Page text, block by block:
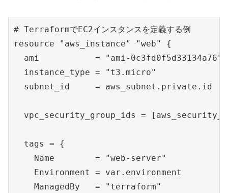
# TerraformでEC2インスタンスを定義する例
resource "aws_instance" "web" {
  ami           = "ami-0c3fd0f5d33134a76"
  instance_type = "t3.micro"
  subnet_id     = aws_subnet.private.id
vpc_security_group_ids =
  tags = {
    Name        = "web-server"
    Environment = var.environment
    ManagedBy   = "terraform"